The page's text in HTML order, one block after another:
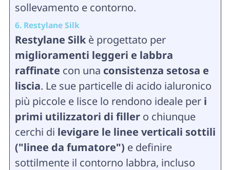
sollevamento e contorno.
6. Restylane Silk
Restylane Silkè progettato per
miglioramenti leggeri e labbra
raffinate con una consistenza setosa e
liscia. Le sue particelle di acido ialuronico
più piccole e lisce lo rendono ideale per i
primi utilizzatori di fillero chiunque
cerchi di levigare le linee verticali sottili
("linee da fumatore") e definire
sottilmente il contorno labbra, incluso